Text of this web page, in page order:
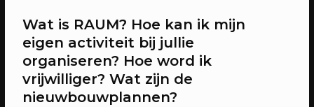
Wat is RAUM? Hoe kan ik mijn
eigen activiteit bij jullie
organiseren? Hoe word ik
vrijwilliger? Wat zijn de
nieuwbouwplannen?